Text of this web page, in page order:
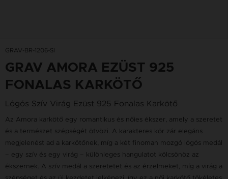
GRAV-BR-1206-SI
GRAV AMORA EZÜST 925
FONALAS KARKÖTŐ
Lógós Szív Virág Ezüst 925 Fonalas Karkötő
Az Amora karkötő egy romantikus és nőies ékszer, amely a szeretet
és a természet szépségét ötvözi. A karakteres kör zár elegáns
megjelenést ad a karkötőnek, míg a két finoman mozgó lógós medál
– egy szív és egy virág – különleges hangulatot kölcsönöz az
ékszernek. A szív medál a szeretetet és az érzelmeket, míg a virág a